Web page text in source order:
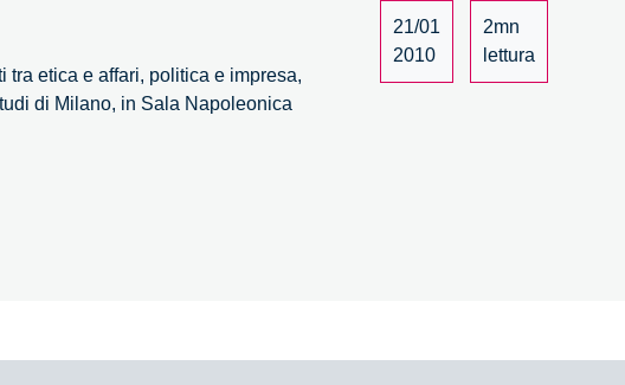
tra etica e affari, politica e impresa,
di Milano, in Sala Napoleonica
21/01
2010
2mn
lettura